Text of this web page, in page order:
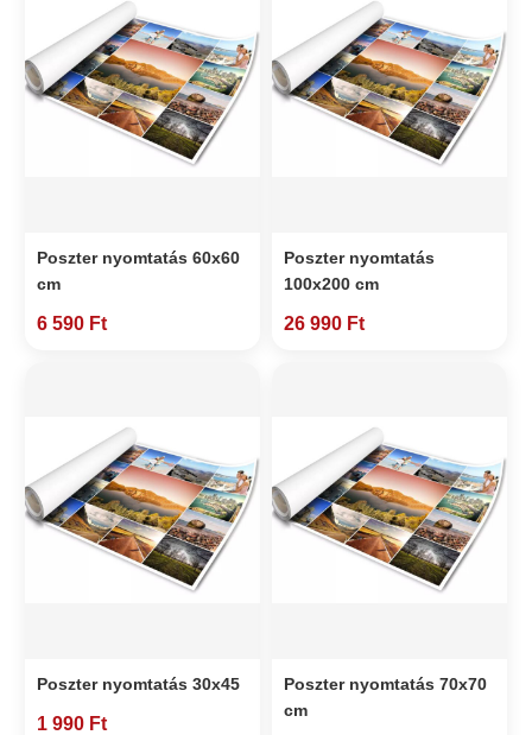
Poszter nyomtatás 60x60
cm
6 590 Ft
Poszter nyomtatás
100x200 cm
26 990 Ft
Poszter nyomtatás 30x45
1 990 Ft
Poszter nyomtatás 70x70
cm